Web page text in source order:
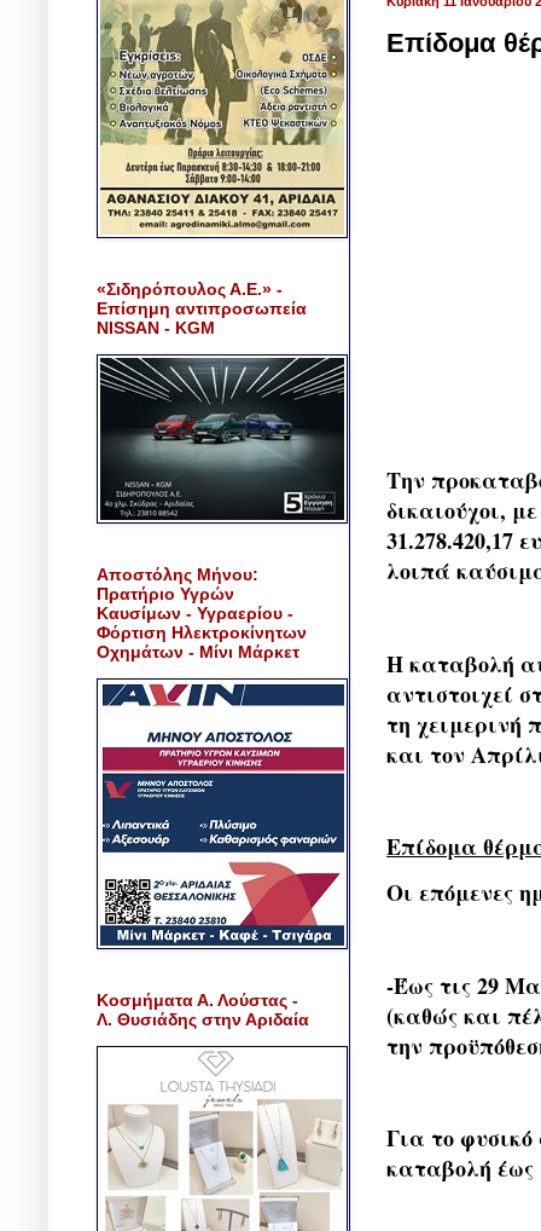
Επίδομα
Την
δικαιούχοι,
31.278.420,17
λοιπά
Η καταβολή
αντιστοιχεί
τη χειμερινή
και τον
Επίδομα
Οι επόμενες
-Έως τις 29
(καθώς και
την
Για το
καταβολή έως
«Σιδηρόπουλος Α.Ε.» -
Επίσημη αντιπροσωπεία
NISSAN - KGM
Αποστόλης Μήνου:
Πρατήριο Υγρών
Καυσίμων - Υγραερίου -
Φόρτιση Ηλεκτροκίνητων
Οχημάτων - Μίνι Μάρκετ
Κοσμήματα Α. Λούστας -
Λ. Θυσιάδης στην Αριδαία